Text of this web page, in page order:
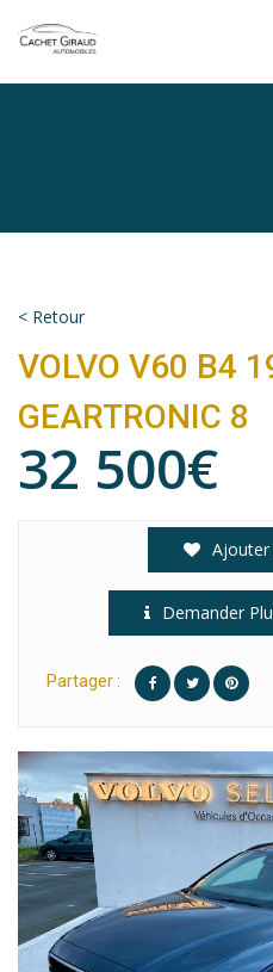
< Retour
VOLVO V60 B4
GEARTRONIC 8
32 500€
Ajouter
Demander
Partager :